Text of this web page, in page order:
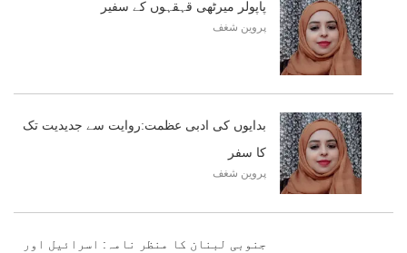
پاپولر میرٹھی قہقہوں کے سفیر
پروین شغف
بدایوں کی ادبی عظمت:روایت سے جدیدیت تک
کا سفر
پروین شغف
جنوبی لبنان کا منظر نامہ: اسرائیل اور